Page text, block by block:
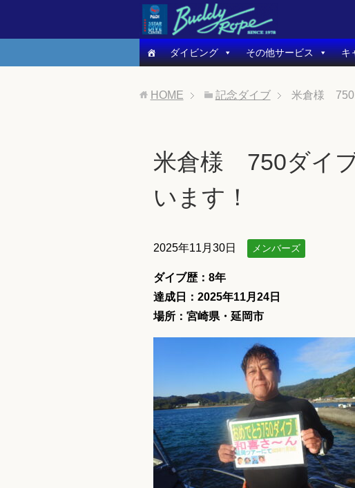
ダイビング その他サービス キ
HOME 記念ダイブ 米倉様 750
米倉様 750ダイ
います！
2025年11月30日 メンバーズ
ダイブ歴：8年
達成日：2025年11月24日
場所：宮崎県・延岡市